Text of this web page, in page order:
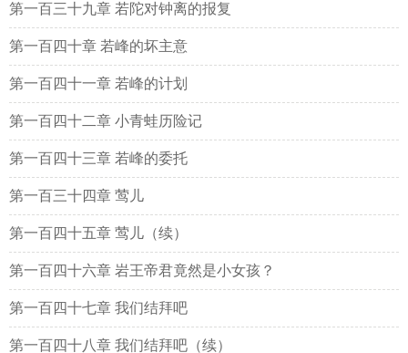
第一百三十九章 若陀对钟离的报复
第一百四十章 若峰的坏主意
第一百四十一章 若峰的计划
第一百四十二章 小青蛙历险记
第一百四十三章 若峰的委托
第一百三十四章 莺儿
第一百四十五章 莺儿（续）
第一百四十六章 岩王帝君竟然是小女孩？
第一百四十七章 我们结拜吧
第一百四十八章 我们结拜吧（续）